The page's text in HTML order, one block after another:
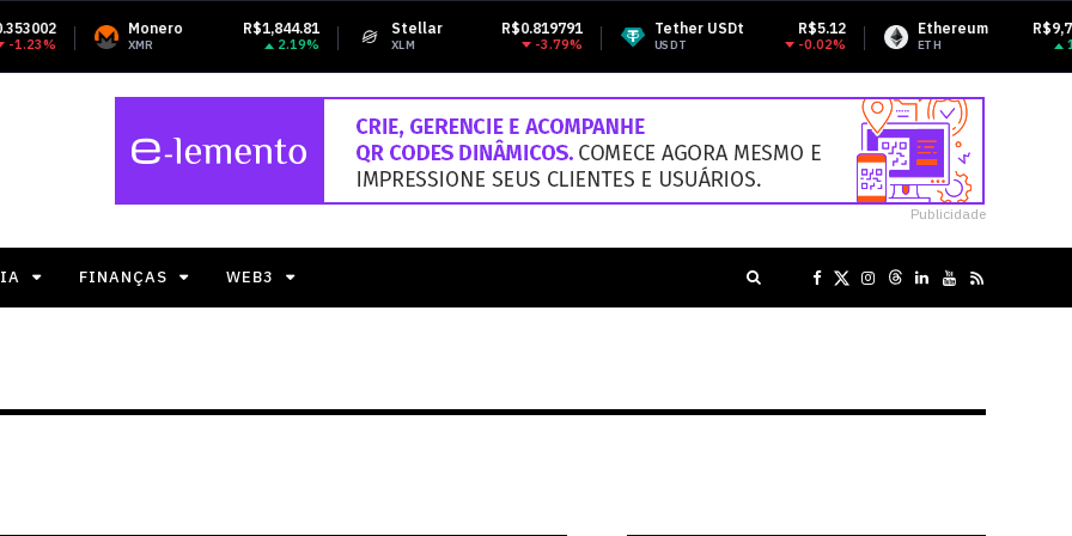
Monero R$1,844.81
XMR
Stellar R$0.819791
XLM
Tether USDt R$5.12
USDT
Ethereum R$9,725.10
ETH
Publicidade
FINANÇAS WEB3